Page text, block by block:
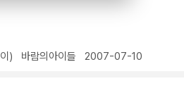
) 바람의아이들 2007-07-10